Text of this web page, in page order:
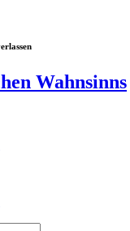
Wahnsinns